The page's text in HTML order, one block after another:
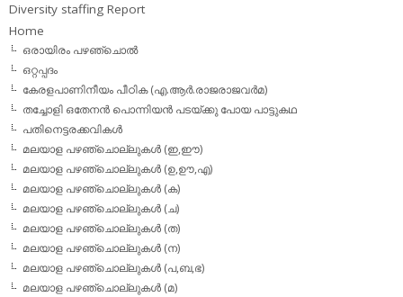
Diversity staffing Report
Home
ഒരായിരം പഴഞ്ചൊല്‍
ഒറ്റപ്പദം
കേരളപാണിനീയം പീഠിക (എ.ആര്‍.രാജരാജവര്‍മ)
തച്ചോളി ഒതേനൻ പൊന്നിയൻ പടയ്‌ക്കു പോയ പാട്ടുകഥ
പതിനെട്ടരക്കവികള്‍
മലയാള പഴഞ്ചൊല്ലുകള്‍ (ഇ,ഈ)
മലയാള പഴഞ്ചൊല്ലുകള്‍ (ഉ,ഊ,എ)
മലയാള പഴഞ്ചൊല്ലുകള്‍ (ക)
മലയാള പഴഞ്ചൊല്ലുകള്‍ (ച)
മലയാള പഴഞ്ചൊല്ലുകള്‍ (ത)
മലയാള പഴഞ്ചൊല്ലുകള്‍ (ന)
മലയാള പഴഞ്ചൊല്ലുകള്‍ (പ,ബ,ഭ)
മലയാള പഴഞ്ചൊല്ലുകള്‍ (മ)